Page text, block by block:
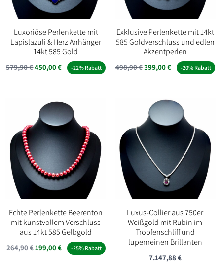
Luxoriöse Perlenkette mit
Lapislazuli & Herz Anhänger
14kt 585 Gold
579,90€Ursprünglicher
579,90 €
450,00€Aktueller
450,00 €.
-22% Rabatt
Exklusive Perlenkette mit 14kt
585 Goldverschluss und edlen
Akzentperlen
498,90€Ursprünglicher
498,90 €
399,00€Aktueller
399,00 €.
-20% Rabatt
Echte Perlenkette Beerenton
mit kunstvollem Verschluss
aus 14kt 585 Gelbgold
264,90€Ursprünglicher
199,00€Aktueller
-25% Rabatt
Luxus-Collier aus 750er
Weißgold mit Rubin im
Tropfenschliff und
lupenreinen Brillanten
7.147,88€